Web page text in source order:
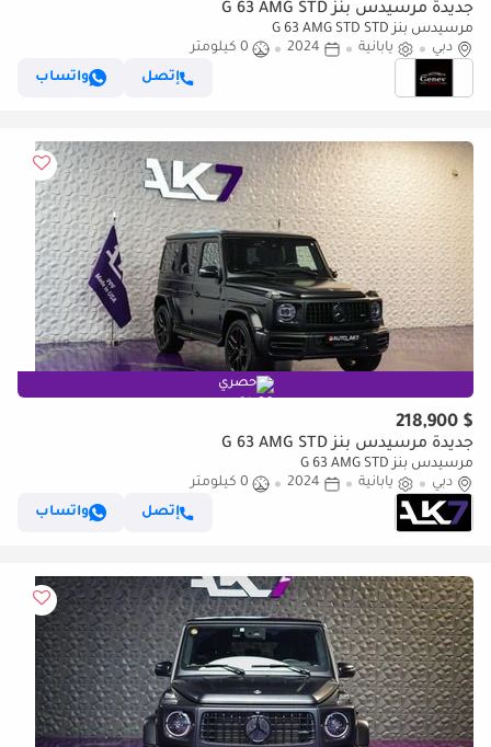
جديدة مرسيدس بنز G 63 AMG STD
مرسيدس بنز G 63 AMG STD STD
دبي
يابانية 2024
0 كيلومتر
إتصل
واتساب
حصري
$ 218,900
جديدة مرسيدس بنز G 63 AMG STD
مرسيدس بنز G 63 AMG STD
دبي
يابانية 2024
0 كيلومتر
إتصل
واتساب